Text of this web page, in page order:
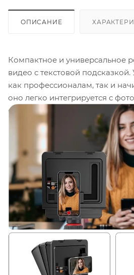
ОПИСАНИЕ
Компактное и универсальное
видео с текстовой
как профессионалам, так и
оно легко интегрируется с
смартфонами и планшетами,
отображение текста прямо в
поддержка широкоугольной
дистанционное управление
инструментом для блогеров,
ведущих прямых эфиров.